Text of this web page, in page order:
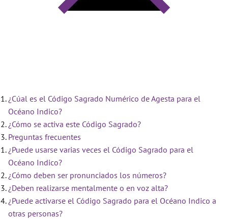
¿Cúal es el Código Sagrado Numérico de Agesta para el
Océano Indico?
¿Cómo se activa este Código Sagrado?
Preguntas frecuentes
¿Puede usarse varias veces el Código Sagrado para el
Océano Indico?
¿Cómo deben ser pronunciados los números?
¿Deben realizarse mentalmente o en voz alta?
¿Puede activarse el Código Sagrado para el Océano Indico a
otras personas?